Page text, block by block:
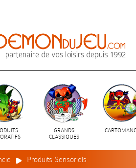
GRANDS
CLASSIQUES
Produits Sensoriels